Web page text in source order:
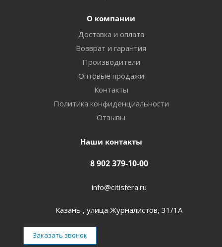
О компании
Доставка и оплата
Возврат и гарантия
Производители
Оптовые продажи
Контакты
Политика конфиденциальности
Отзывы
Наши контакты
8 902 379-10-00
info@citisfera.ru
Казань , улица Журналистов, 31/1А
Заказать звонок